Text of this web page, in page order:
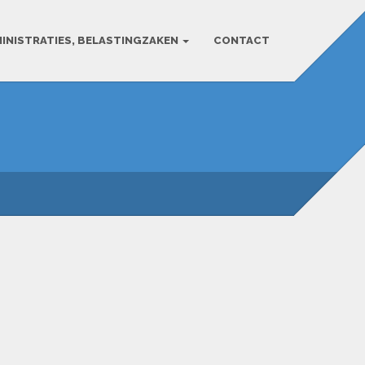
BELASTINGZAKEN CONTACT